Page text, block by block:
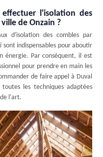
l'isolation des
de Onzain ?
d'isolation des combles par
sont indispensables pour aboutir
énergie. Par conséquent, il est
pour prendre en main les
de faire appel à Duval
les techniques adaptées
l'art.